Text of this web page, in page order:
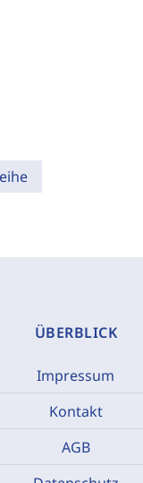
ÜBERBLICK
Impressum
Kontakt
AGB